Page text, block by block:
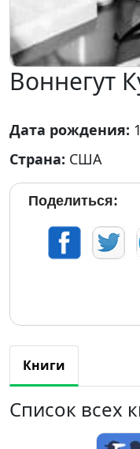
Воннегут
Дата рождения:
Страна: США
Поделиться:
Книги
Список всех